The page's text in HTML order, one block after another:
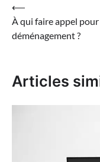
Navigation
de
l’article
⟵
À qui faire appel
déménagement ?
Articles